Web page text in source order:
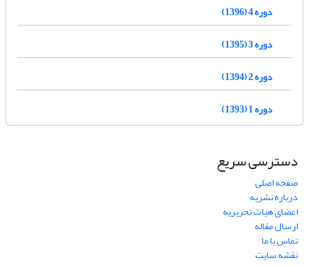
دوره 4 (1396)
دوره 3 (1395)
دوره 2 (1394)
دوره 1 (1393)
دسترسی سریع
صفحه اصلی
درباره نشریه
اعضای هیات تحریریه
ارسال مقاله
تماس با ما
نقشه سایت